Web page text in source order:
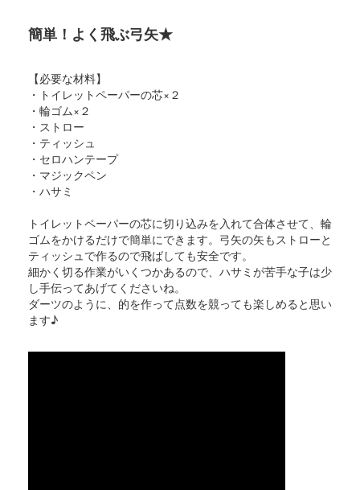
簡単！よく飛ぶ弓矢★
【必要な材料】
・トイレットペーパーの芯×２
・輪ゴム×２
・ストロー
・ティッシュ
・セロハンテープ
・マジックペン
・ハサミ
トイレットペーパーの芯に切り込みを入れて合体させて、輪
ゴムをかけるだけで簡単にできます。弓矢の矢もストローと
ティッシュで作るので飛ばしても安全です。
細かく切る作業がいくつかあるので、ハサミが苦手な子は少
し手伝ってあげてくださいね。
ダーツのように、的を作って点数を競っても楽しめると思い
ます♪